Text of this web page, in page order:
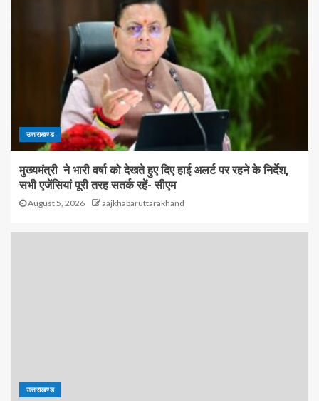
उत्तराखण्ड
मुख्यमंत्री ने भारी वर्षा को देखते हुए दिए हाई अलर्ट पर रहने के निर्देश,
सभी एजेंसियां पूरी तरह सतर्क रहें- सीएम
August 5, 2026 aajkhabaruttarakhand
उत्तराखण्ड